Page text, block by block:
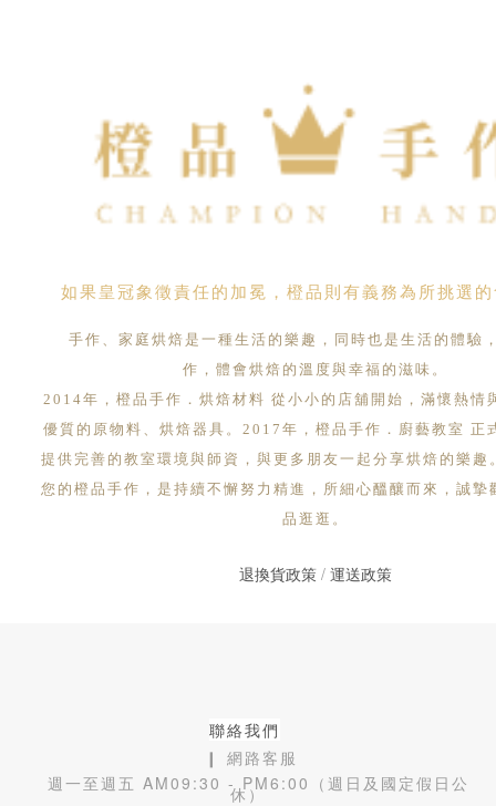
如果皇冠象徵責任的加冕，橙品則有義務為所挑選
手作、家庭烘焙是一種生活的樂趣，同時也是生活的體驗
作，體會烘焙的溫度與幸福的滋味。
2014年，橙品手作．烘焙材料 從小小的店舖開始，滿懷熱情
優質的原物料、烘焙器具。2017年，橙品手作．廚藝教室 正
提供完善的教室環境與師資，與更多朋友一起分享烘焙的樂趣
您的橙品手作，是持續不懈努力精進，所細心醞釀而來，誠摯
品逛逛。
退換貨政策/ 運送政策
聯絡我們
❙ 網路客服
週一至週五 AM09:30 - PM6:00（週日及國定假日公
休）